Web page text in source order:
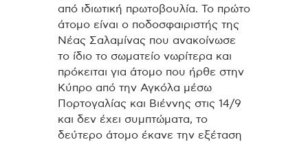
από ιδιωτική πρωτοβουλία. Το πρώτο
άτομο είναι ο ποδοσφαιριστής της
Νέας Σαλαμίνας που ανακοίνωσε
το ίδιο το σωματείο νωρίτερα και
πρόκειται για άτομο που ήρθε στην
Κύπρο από την Αγκόλα μέσω
Πορτογαλίας και Βιέννης στις 14/9
και δεν έχει συμπτώματα, το
δεύτερο άτομο έκανε την εξέταση